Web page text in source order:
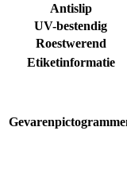
Antislip
UV-bestendig
Roestwerend
Etiketinformatie